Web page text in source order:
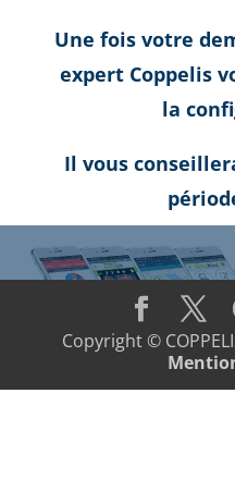
Une fois votre
expert Coppelis
la
Il vous
Copyright ©